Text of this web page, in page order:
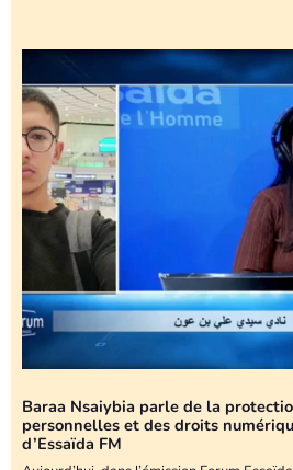
Baraa Nsaiybia parle de la
personnelles et des droits
d’Essaïda FM